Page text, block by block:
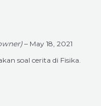
– May 18, 2021
soal cerita di Fisika.